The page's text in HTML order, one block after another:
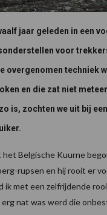
jaar geleden in een
voor
overgenomen techniek
en die zat niet
is, zochten we uit bij
Belgische Kuurne
rupsen en hij rooit er
ik met een zelfrijdende
nat was werd die